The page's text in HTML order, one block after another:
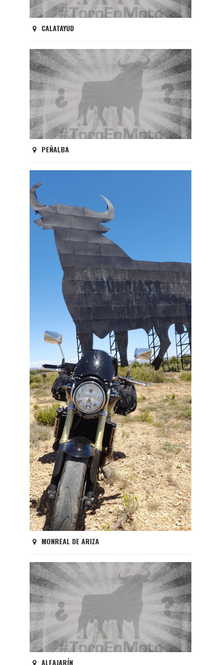
CALATAYUD
PEÑALBA
MONREAL DE ARIZA
ALFAJARÍN